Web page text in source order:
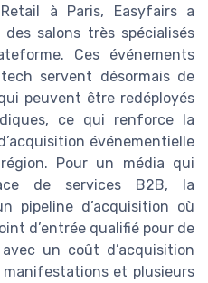
à Paris, Easyfairs a
salons très spécialisés
Ces événements
servent désormais de
peuvent être redéployés
ce qui renforce la
événementielle
Pour un média qui
de services B2B, la
pipeline d’acquisition où
d’entrée qualifié pour de
un coût d’acquisition
et plusieurs